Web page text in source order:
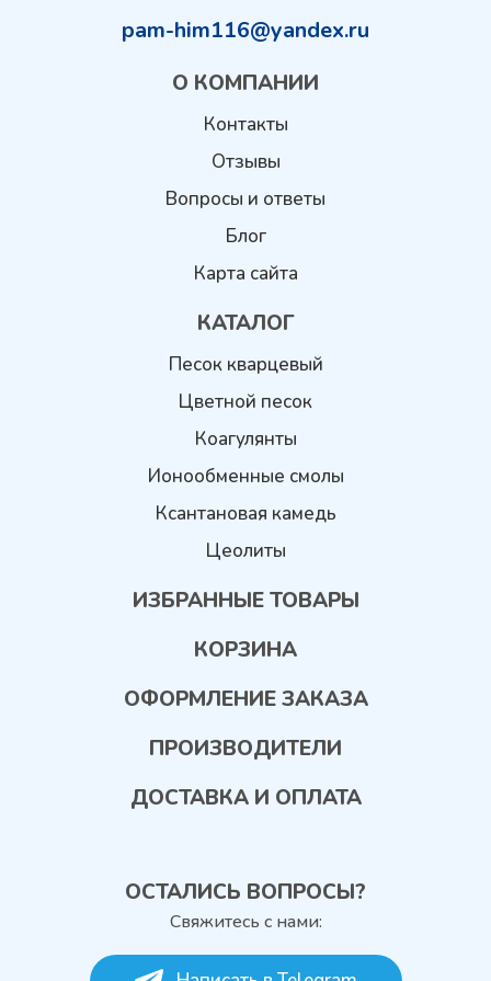
pam-him116@yandex.ru
О КОМПАНИИ
Контакты
Отзывы
Вопросы и ответы
Блог
Карта сайта
КАТАЛОГ
Песок кварцевый
Цветной песок
Коагулянты
Ионообменные смолы
Ксантановая камедь
Цеолиты
ИЗБРАННЫЕ ТОВАРЫ
КОРЗИНА
ОФОРМЛЕНИЕ ЗАКАЗА
ПРОИЗВОДИТЕЛИ
ДОСТАВКА И ОПЛАТА
ОСТАЛИСЬ ВОПРОСЫ?
Свяжитесь с нами: